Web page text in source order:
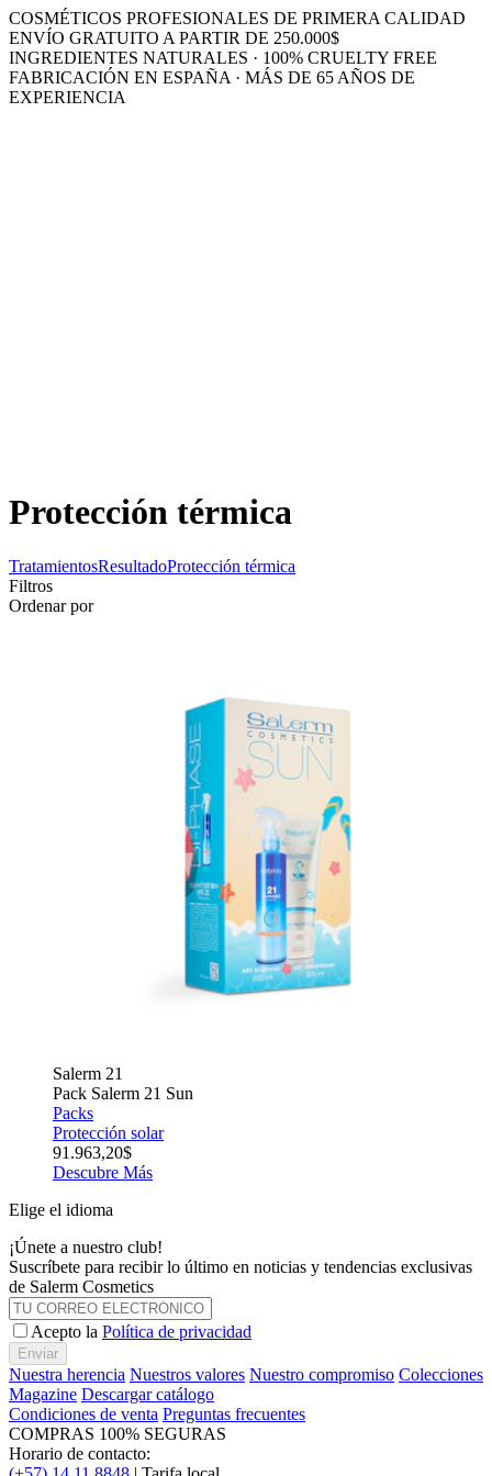
COSMÉTICOS PROFESIONALES DE PRIMERA CALIDAD
ENVÍO GRATUITO A PARTIR DE 250.000$
INGREDIENTES NATURALES · 100% CRUELTY FREE
FABRICACIÓN EN ESPAÑA · MÁS DE 65 AÑOS DE
EXPERIENCIA
Protección térmica
TratamientosResultadoProtección térmica
Filtros
Ordenar por
Salerm 21
Pack Salerm 21 Sun
Packs
Protección solar
91.963,20$
Descubre Más
Elige el idioma
¡Únete a nuestro club!
Suscríbete para recibir lo último en noticias y tendencias exclusivas
de Salerm Cosmetics
Acepto la Política de privacidad
Enviar
Nuestra herencia Nuestros valores Nuestro compromiso Colecciones
Magazine Descargar catálogo
Condiciones de venta Preguntas frecuentes
COMPRAS 100% SEGURAS
Horario de contacto: